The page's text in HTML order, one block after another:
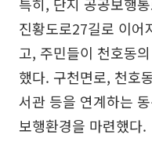
특히, 단지 공공보행
진황도로27길로 이어
고, 주민들이 천호동
했다. 구천면로, 천호
서관 등을 연계하는
보행환경을 마련했다.